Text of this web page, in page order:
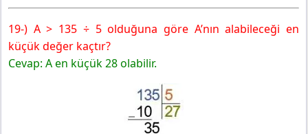
19-) A > 135 ÷ 5 olduğuna göre A’nın alabileceği en
küçük değer kaçtır?
Cevap: A en küçük 28 olabilir.